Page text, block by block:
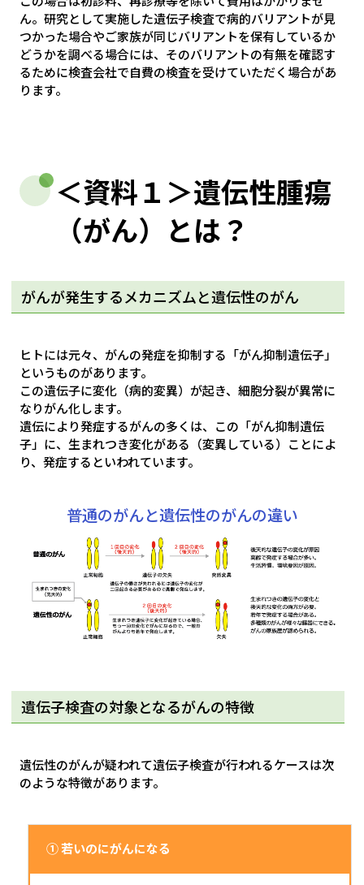
ん。研究として実施した遺伝子検査で病的バリアントが見
つかった場合やご家族が同じバリアントを保有しているか
どうかを調べる場合には、そのバリアントの有無を確認す
るために検査会社で自費の検査を受けていただく場合があ
ります。
＜資料１＞遺伝性腫瘍
（がん）とは？
がんが発生するメカニズムと遺伝性のがん
ヒトには元々、がんの発症を抑制する「がん抑制遺伝子」
というものがあります。
この遺伝子に変化（病的変異）が起き、細胞分裂が異常に
なりがん化します。
遺伝により発症するがんの多くは、この「がん抑制遺伝
子」に、生まれつき変化がある（変異している）ことによ
り、発症するといわれています。
普通のがんと遺伝性のがんの違い
遺伝子検査の対象となるがんの特徴
遺伝性のがんが疑われて遺伝子検査が行われるケースは次
のような特徴があります。
① 若いのにがんになる